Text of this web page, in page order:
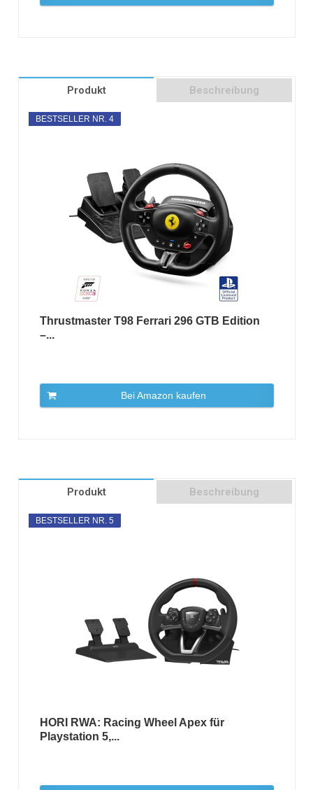
Produkt Beschreibung
BESTSELLER NR. 4
Thrustmaster T98 Ferrari 296 GTB Edition
–...
Bei Amazon kaufen
Produkt Beschreibung
BESTSELLER NR. 5
HORI RWA: Racing Wheel Apex für
Playstation 5,...